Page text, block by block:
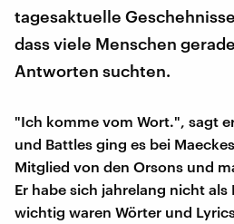
tagesaktuelle
dass viele Menschen
Antworten suchten.
"Ich komme vom Wort.", sagt
und Battles ging es bei
Mitglied von den Orsons und
Er habe sich jahrelang nicht
wichtig waren Wörter und